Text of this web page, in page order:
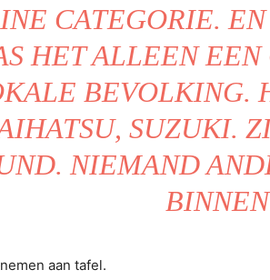
CATEGORIE.
HET ALLEEN
BEVOLKING.
SUZUKI.
NIEMAND
aan tafel.